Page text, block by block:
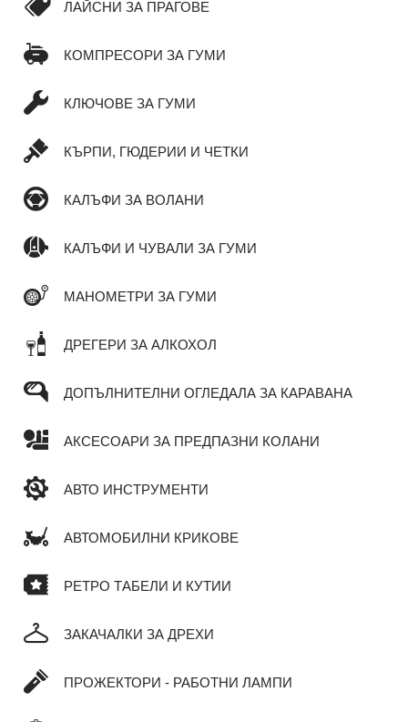
ЛАЙСНИ ЗА ПРАГОВЕ
КОМПРЕСОРИ ЗА ГУМИ
КЛЮЧОВЕ ЗА ГУМИ
КЪРПИ, ГЮДЕРИИ И ЧЕТКИ
КАЛЪФИ ЗА ВОЛАНИ
КАЛЪФИ И ЧУВАЛИ ЗА ГУМИ
МАНОМЕТРИ ЗА ГУМИ
ДРЕГЕРИ ЗА АЛКОХОЛ
ДОПЪЛНИТЕЛНИ ОГЛЕДАЛА ЗА КАРАВАНА
АКСЕСОАРИ ЗА ПРЕДПАЗНИ КОЛАНИ
АВТО ИНСТРУМЕНТИ
АВТОМОБИЛНИ КРИКОВЕ
РЕТРО ТАБЕЛИ И КУТИИ
ЗАКАЧАЛКИ ЗА ДРЕХИ
ПРОЖЕКТОРИ - РАБОТНИ ЛАМПИ